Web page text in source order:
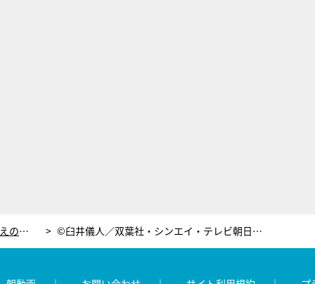
近藤千尋も共感、“2児のママ”野原みさえの名言！子育て観を象徴する言葉に「ほんと頑張ってる」 ©臼井儀人／双葉社・シンエイ・テレビ朝日・ＡＤＫ 1993〜2022 ©臼井儀人/双葉社・シンエイ・テレビ朝日・ADK